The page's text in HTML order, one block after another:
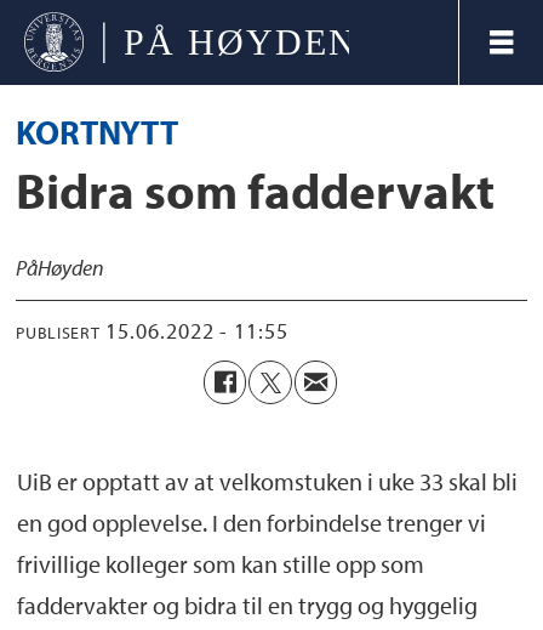
KORTNYTT
Bidra som faddervakt
PåHøyden
PUBLISERT 15.06.2022 - 11:55
UiB er opptatt av at velkomstuken i uke 33 skal bli
en god opplevelse. I den forbindelse trenger vi
frivillige kolleger som kan stille opp som
faddervakter og bidra til en trygg og hyggelig